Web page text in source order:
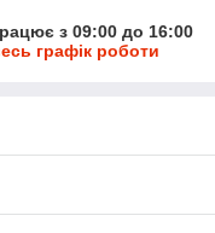
з 09:00 до 16:00
графік роботи